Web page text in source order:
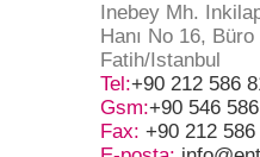
Inebey Mh.
Hanı No 16,
Fatih/Istanbul
Tel:+90 212 586
Gsm:+90 546
Fax: +90 212